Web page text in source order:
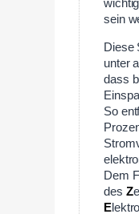
sein
Diese
unter
dass
So
Dem
des Z
E